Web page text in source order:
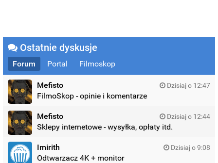
Ostatnie dyskusje
Forum Portal Filmoskop
Mefisto Dzisiaj o 12:47
FilmoSkop - opinie i komentarze
Mefisto Dzisiaj o 12:44
Sklepy internetowe - wysyłka, opłaty itd.
Imirith Dzisiaj o 9:08
Odtwarzacz 4K + monitor